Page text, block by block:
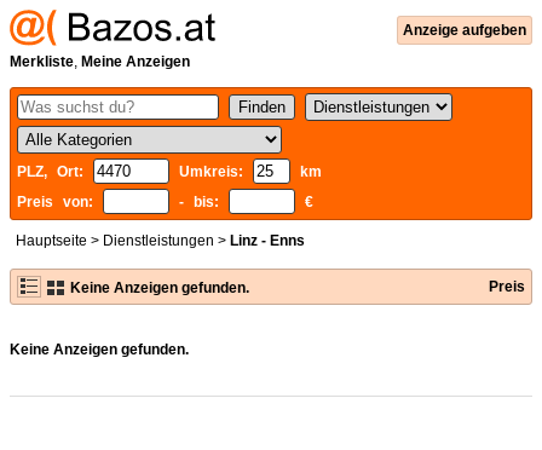
Anzeige aufgeben
Merkliste, Meine Anzeigen
PLZ, Ort: Umkreis:
km
Preis von:
- bis: €
Hauptseite > Dienstleistungen > Linz - Enns
Keine Anzeigen gefunden. Preis
Keine Anzeigen gefunden.